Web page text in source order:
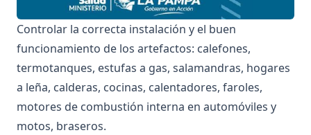
Controlar la correcta instalación y el buen
funcionamiento de los artefactos: calefones,
termotanques, estufas a gas, salamandras, hogares
a leña, calderas, cocinas, calentadores, faroles,
motores de combustión interna en automóviles y
motos, braseros.